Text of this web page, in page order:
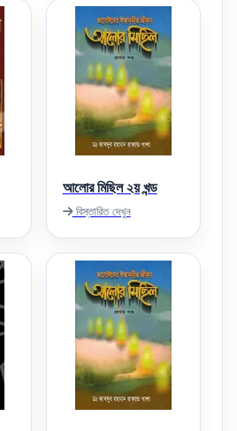
আলোর মিছিল ২য় খন্ড
বিস্তারিত দেখুন